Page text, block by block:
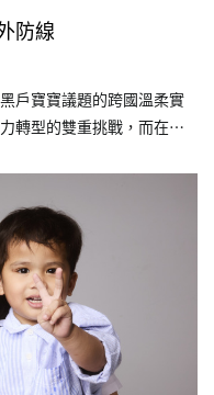
防線
戶寶寶議題的跨國溫柔實
轉型的雙重挑戰，而在制
（115）年初，日本福祉大
金會（關愛之家）文山婦
中，看見關愛之家在東亞
作品與現實生命互文的關
型照顧計畫」，讓孩子們
聞網、自由電子報、中時
新生報轉載）、…